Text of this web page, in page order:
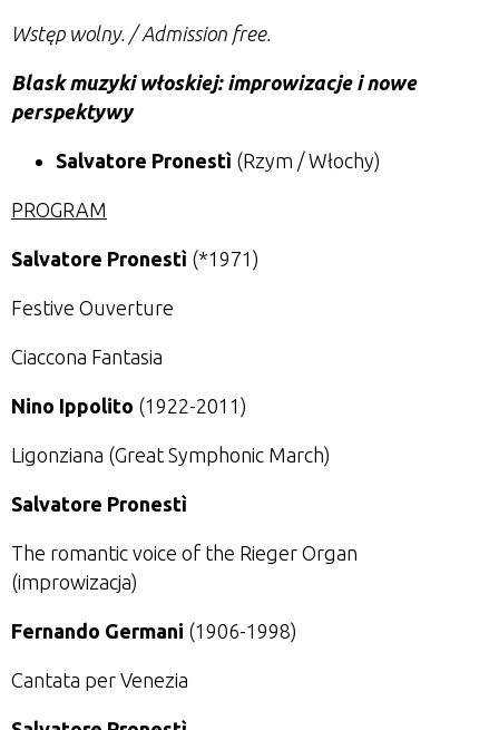
Wstęp wolny. / Admission free.
Blask muzyki włoskiej: improwizacje i nowe
perspektywy
Salvatore Pronestì (Rzym / Włochy)
PROGRAM
Salvatore Pronestì (*1971)
Festive Ouverture
Ciaccona Fantasia
Nino Ippolito (1922-2011)
Ligonziana (Great Symphonic March)
Salvatore Pronestì
The romantic voice of the Rieger Organ
(improwizacja)
Fernando Germani (1906-1998)
Cantata per Venezia